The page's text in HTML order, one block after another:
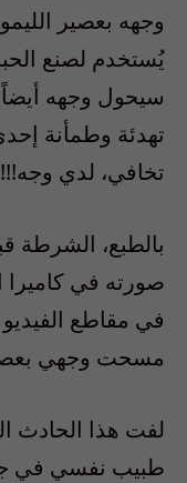
وجهه بعصير
يُستخدم لصنع
سيحول وجهه
تهدئة وطمأنة
تخافي، لدي
بالطبع، الشرطة
صورته في
في مقاطع
مسحت وجهي
لفت هذا الحادث
طبيب نفسي في